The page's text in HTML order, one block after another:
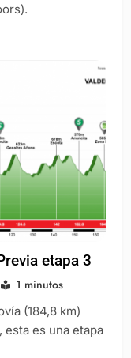
etapa 3
1 minutos
(184,8 km)
esta es una etapa